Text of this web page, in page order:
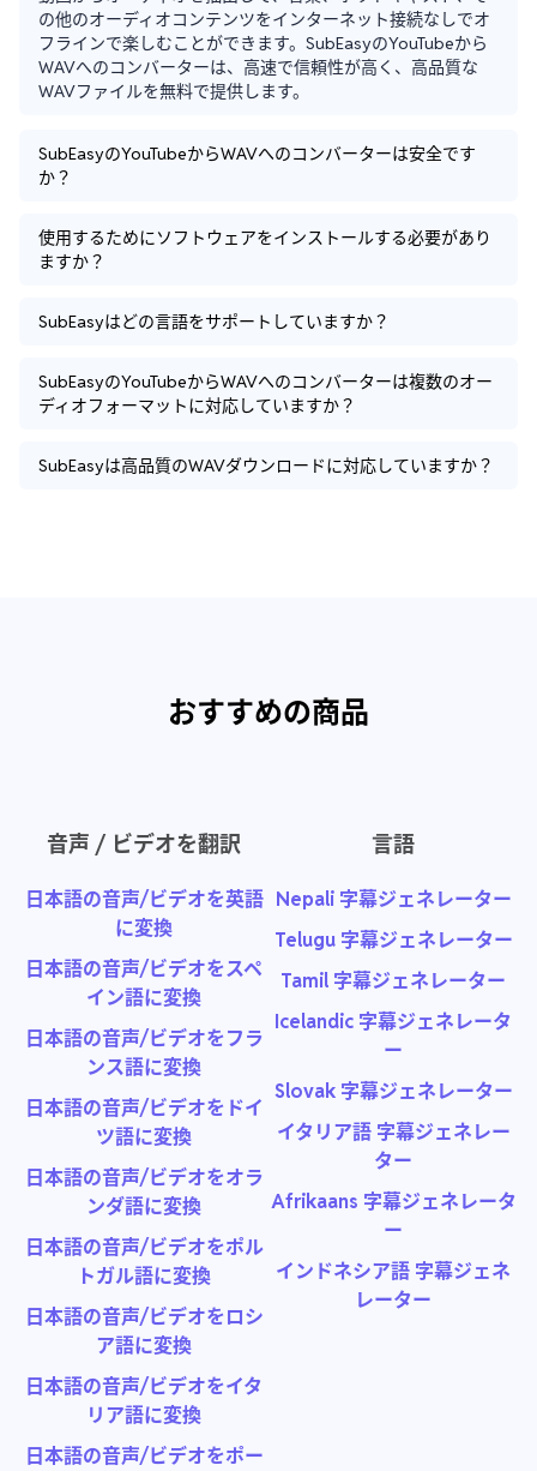
の他のオーディオコンテンツをインターネット接続なしでオ
フラインで楽しむことができます。SubEasyのYouTubeから
WAVへのコンバーターは、高速で信頼性が高く、高品質な
WAVファイルを無料で提供します。
SubEasyのYouTubeからWAVへのコンバーターは安全です
か？
使用するためにソフトウェアをインストールする必要があり
ますか？
SubEasyはどの言語をサポートしていますか？
SubEasyのYouTubeからWAVへのコンバーターは複数のオー
ディオフォーマットに対応していますか？
SubEasyは高品質のWAVダウンロードに対応していますか？
おすすめの商品
音声 / ビデオを翻訳
日本語の音声/ビデオを英語
に変換
日本語の音声/ビデオをスペ
イン語に変換
日本語の音声/ビデオをフラ
ンス語に変換
日本語の音声/ビデオをドイ
ツ語に変換
日本語の音声/ビデオをオラ
ンダ語に変換
日本語の音声/ビデオをポル
トガル語に変換
日本語の音声/ビデオをロシ
ア語に変換
日本語の音声/ビデオをイタ
リア語に変換
日本語の音声/ビデオをポー
言語
Nepali 字幕ジェネレーター
Telugu 字幕ジェネレーター
Tamil 字幕ジェネレーター
Icelandic 字幕ジェネレータ
ー
Slovak 字幕ジェネレーター
イタリア語 字幕ジェネレー
ター
Afrikaans 字幕ジェネレータ
ー
インドネシア語 字幕ジェネ
レーター